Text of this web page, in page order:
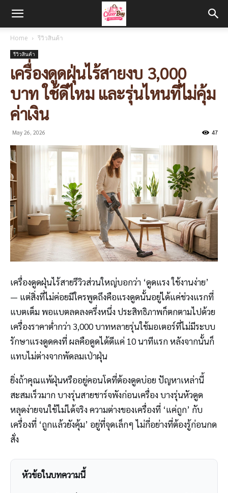
Home รีวิวสินค้า
รีวิวสินค้า
เครื่องดูดฝุ่นไร้สายงบ 3,000
บาท ใช้ดีไหม และรุ่นไหนที่ไม่คุ้ม
ค่าเงิน
May 26, 2026 47
เครื่องดูดฝุ่นไร้สายรีวิวส่วนใหญ่บอกว่า ‘ดูดแรง ใช้งานง่าย’
— แต่สิ่งที่ไม่ค่อยมีใครพูดถึงคือแรงดูดนั้นอยู่ได้แค่ช่วงแรกที่
แบตเต็ม พอแบตลดลงครึ่งหนึ่ง ประสิทธิภาพก็ตกตามไปด้วย
เครื่องราคาต่ำกว่า 3,000 บาทหลายรุ่นใช้มอเตอร์ที่ไม่มีระบบ
รักษาแรงดูดคงที่ ผลคือดูดได้ดีแค่ 10 นาทีแรก หลังจากนั้นก็
แทบไม่ต่างจากพัดลมเป่าฝุ่น
ยิ่งถ้าคุณแพ้ฝุ่นหรืออยู่คอนโดที่ต้องดูดบ่อย ปัญหาเหล่านี้
สะสมเร็วมาก บางรุ่นสายชาร์จพังก่อนเครื่อง บางรุ่นหัวดูด
หลุดง่ายจนใช้ไม่ได้จริง ความต่างของเครื่องที่ ‘แค่ถูก’ กับ
เครื่องที่ ‘ถูกแล้วยังคุ้ม’ อยู่ที่จุดเล็กๆ ไม่กี่อย่างที่ต้องรู้ก่อนกด
สั่ง
หัวข้อในบทความนี้